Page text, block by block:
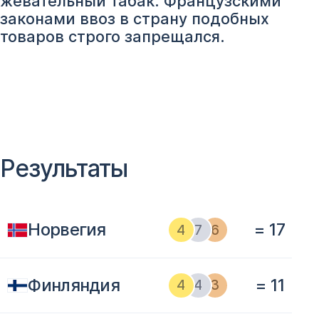
законами ввоз в страну подобных
товаров строго запрещался.
Результаты
Норвегия 4 7 6 = 17
Финляндия 4 4 3 = 11